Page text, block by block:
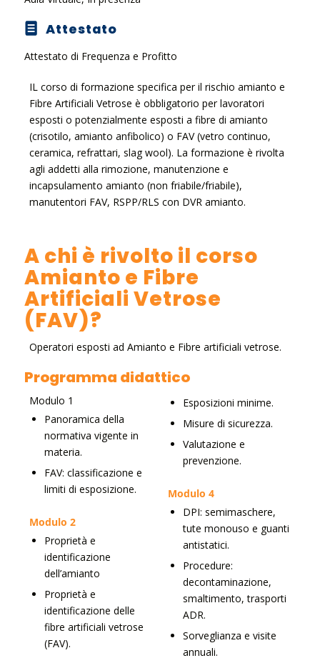
Attestato
Attestato di Frequenza e Profitto
IL corso di formazione specifica per il rischio amianto e
Fibre Artificiali Vetrose è obbligatorio per lavoratori
esposti o potenzialmente esposti a fibre di amianto
(crisotilo, amianto anfibolico) o FAV (vetro continuo,
ceramica, refrattari, slag wool). La formazione è rivolta
agli addetti alla rimozione, manutenzione e
incapsulamento amianto (non friabile/friabile),
manutentori FAV, RSPP/RLS con DVR amianto.
A chi è rivolto il corso
Amianto e Fibre
Artificiali Vetrose
(FAV)?
Operatori esposti ad Amianto e Fibre artificiali vetrose.
Programma didattico
Modulo 1
Panoramica della
normativa vigente in
materia.
FAV: classificazione e
limiti di esposizione.
Modulo 2
Proprietà e
identificazione
dell’amianto
Proprietà e
identificazione delle
fibre artificiali vetrose
(FAV).
Esposizioni minime.
Misure di sicurezza.
Valutazione e
prevenzione.
Modulo 4
DPI: semimaschere,
tute monouso e guanti
antistatici.
​Procedure:
decontaminazione,
smaltimento, trasporti
ADR.
Sorveglianza e visite
annuali.